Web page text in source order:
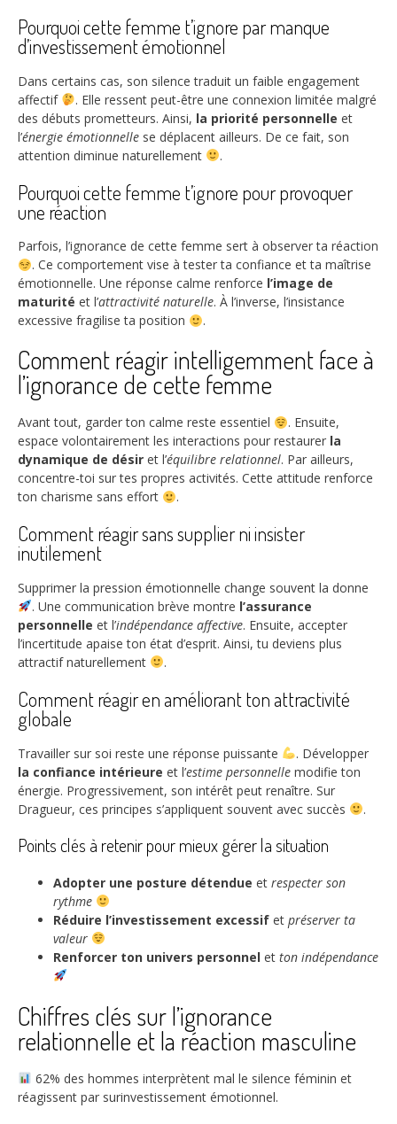
Pourquoi cette femme t’ignore par manque
d’investissement émotionnel
Dans certains cas, son silence traduit un faible engagement
affectif
. Elle ressent peut-être une connexion limitée malgré
des débuts prometteurs. Ainsi, la priorité personnelle et
l’énergie émotionnelle se déplacent ailleurs. De ce fait, son
attention diminue naturellement
.
Pourquoi cette femme t’ignore pour provoquer
une réaction
Parfois, l’ignorance de cette femme sert à observer ta réaction
. Ce comportement vise à tester ta confiance et ta maîtrise
émotionnelle. Une réponse calme renforce l’image de
maturité et l’attractivité naturelle. À l’inverse, l’insistance
excessive fragilise ta position
.
Comment réagir intelligemment face à
l’ignorance de cette femme
Avant tout, garder ton calme reste essentiel
. Ensuite,
espace volontairement les interactions pour restaurer la
dynamique de désir et l’équilibre relationnel. Par ailleurs,
concentre-toi sur tes propres activités. Cette attitude renforce
ton charisme sans effort
.
Comment réagir sans supplier ni insister
inutilement
Supprimer la pression émotionnelle change souvent la donne
. Une communication brève montre l’assurance
personnelle et l’indépendance affective. Ensuite, accepter
l’incertitude apaise ton état d’esprit. Ainsi, tu deviens plus
attractif naturellement
.
Comment réagir en améliorant ton attractivité
globale
Travailler sur soi reste une réponse puissante
. Développer
la confiance intérieure et l’estime personnelle modifie ton
énergie. Progressivement, son intérêt peut renaître. Sur
Dragueur, ces principes s’appliquent souvent avec succès
.
Points clés à retenir pour mieux gérer la situation
Adopter une posture détendue et respecter son
rythme
Réduire l’investissement excessif et préserver ta
valeur
Renforcer ton univers personnel et ton indépendance
Chiffres clés sur l’ignorance
relationnelle et la réaction masculine
62% des hommes interprètent mal le silence féminin et
réagissent par surinvestissement émotionnel.